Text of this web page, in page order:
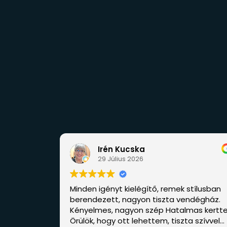
Irén Kucska
29 Július 2026
igényt kielégítő, remek stílusban
nagyon tiszta vendégház.
nagyon szép Hatalmas kerttel.
hogy ott lehettem, tiszta szívvel
Ideális
rohanó
modern,
igényes.